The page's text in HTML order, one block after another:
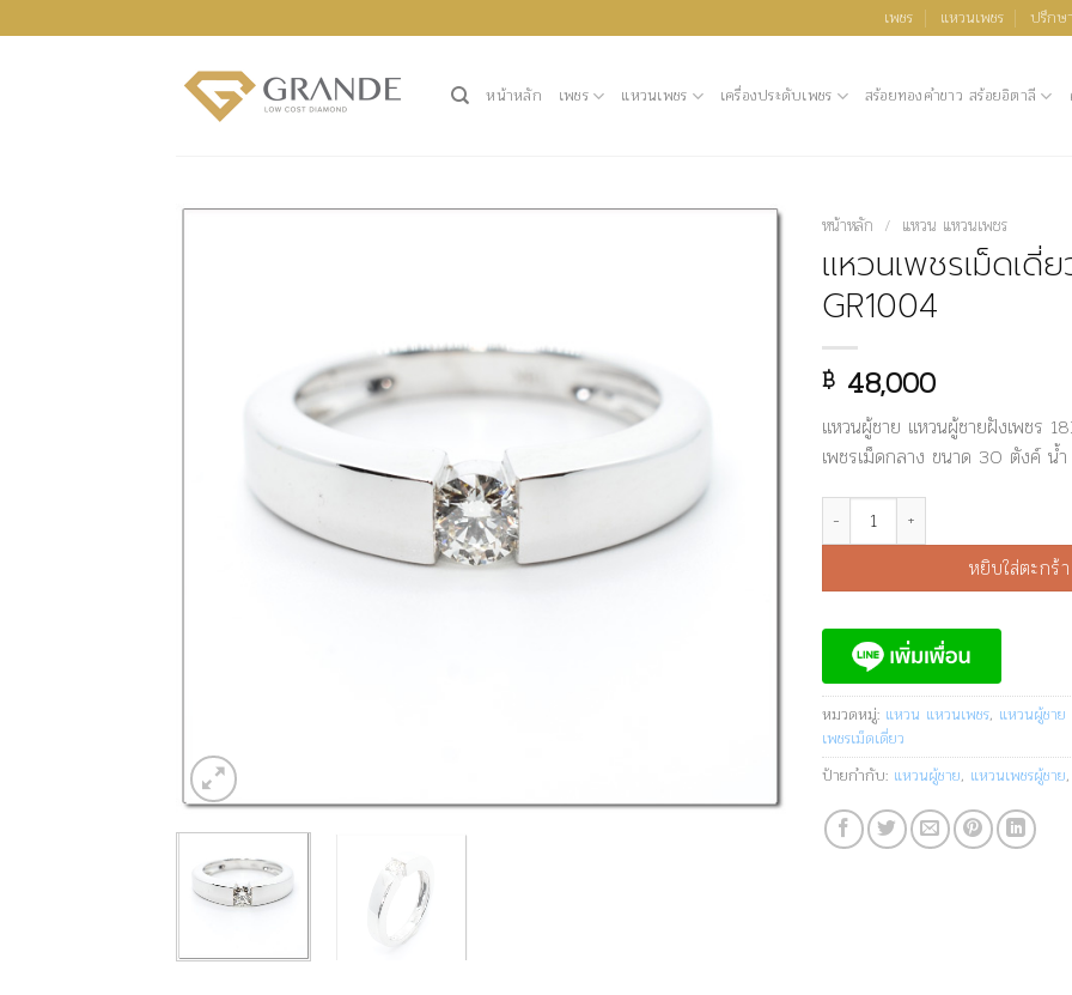
ไป
เพชร แหวนเพชร ปรึกษ
หน้าหลัก เพชร แหวนเพชร เครื่องประดับเพชร สร้อยทองคำขาว สร้อยอิตาลี
หน้าหลัก / แหวน แหวนเพชร
แหวนเพชรเม็ดเดี่
GR1004
฿ 48,000
แหวนผู้ชาย แหวนผู้ชายฝังเพชร
เพชรเม็ดกลาง ขนาด 30 ตังค์ น้
จำนวน แหวนเพชรเม็ดเดี่ยวผู้ชาย-
หยิบใส่ตะกร้า
หมวดหมู่: แหวน แหวนเพชร, แหวนผู้ชาย
เพชรเม็ดเดี่ยว
ป้ายกำกับ: แหวนผู้ชาย, แหวนเพชรผู้ชาย